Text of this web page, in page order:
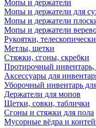
Мопы и держатели
Мопы и держатели для
Мопы и держатели
Мопы и держатели
Рукоятки,
Метлы, щетки
Стяжки, сгоны, скребки
Протирочный
Аксессуары для
Уборочный инвентарь
Держатели для мопов
Щетки, совки, таблички
Сгоны и стяжки для пола
Мусорные вёдра и